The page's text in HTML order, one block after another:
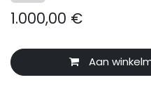
1.000,00 €
Aan